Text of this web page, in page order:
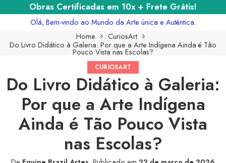
Obras Certificadas em 10x + Frete Grátis!
Olá, Bem-vindo ao Mundo da Arte única e Autêntica.
Home
CuriosArt
Do Livro Didático à Galeria: Por que a Arte Indígena Ainda é Tão
Pouco Vista nas Escolas?
CURIOSART
Do Livro Didático à Galeria:
Por que a Arte Indígena
Ainda é Tão Pouco Vista
nas Escolas?